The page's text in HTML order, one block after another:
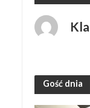
Gość dnia